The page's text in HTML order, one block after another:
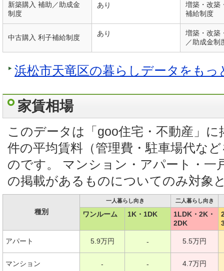
新築購入 補助／助成金
制度
あり
増築・改築
補給制度
中古購入 利子補給制度 あり
増築・改築
／助成金制
浜松市天竜区の暮らしデータをもっ
家賃相場
このデータは「goo住宅・不動産」
件の平均賃料（管理費・駐車場代な
のです。 マンション・アパート・一
の掲載があるものについてのみ対象
種別
一人暮らし向き 二人暮らし向き
ワンルーム 1K・1DK
1LDK・2K・
2DK
アパート 5.9万円 - 5.5万円
マンション - - 4.7万円